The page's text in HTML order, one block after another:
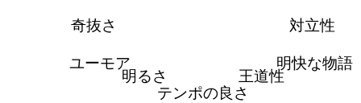
対立性
明快な物語
王道性
テンポの良さ
明るさ
ユーモア
奇抜さ